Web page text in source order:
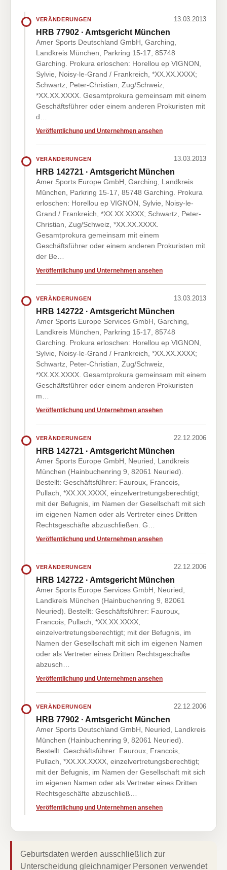
VERÄNDERUNGEN 13.03.2013
HRB 77902 · Amtsgericht München
Amer Sports Deutschland GmbH, Garching,
Landkreis München, Parkring 15-17, 85748
Garching. Prokura erloschen: Horellou ep VIGNON,
Sylvie, Noisy-le-Grand / Frankreich, *XX.XX.XXXX;
Schwartz, Peter-Christian, Zug/Schweiz,
*XX.XX.XXXX. Gesamtprokura gemeinsam mit einem
Geschäftsführer oder einem anderen Prokuristen mit
d…
Veröffentlichung und Unternehmen ansehen
VERÄNDERUNGEN 13.03.2013
HRB 142721 · Amtsgericht München
Amer Sports Europe GmbH, Garching, Landkreis
München, Parkring 15-17, 85748 Garching. Prokura
erloschen: Horellou ep VIGNON, Sylvie, Noisy-le-
Grand / Frankreich, *XX.XX.XXXX; Schwartz, Peter-
Christian, Zug/Schweiz, *XX.XX.XXXX.
Gesamtprokura gemeinsam mit einem
Geschäftsführer oder einem anderen Prokuristen mit
der Be…
Veröffentlichung und Unternehmen ansehen
VERÄNDERUNGEN 13.03.2013
HRB 142722 · Amtsgericht München
Amer Sports Europe Services GmbH, Garching,
Landkreis München, Parkring 15-17, 85748
Garching. Prokura erloschen: Horellou ep VIGNON,
Sylvie, Noisy-le-Grand / Frankreich, *XX.XX.XXXX;
Schwartz, Peter-Christian, Zug/Schweiz,
*XX.XX.XXXX. Gesamtprokura gemeinsam mit einem
Geschäftsführer oder einem anderen Prokuristen
m…
Veröffentlichung und Unternehmen ansehen
VERÄNDERUNGEN 22.12.2006
HRB 142721 · Amtsgericht München
Amer Sports Europe GmbH, Neuried, Landkreis
München (Hainbuchenring 9, 82061 Neuried).
Bestellt: Geschäftsführer: Fauroux, Francois,
Pullach, *XX.XX.XXXX, einzelvertretungsberechtigt;
mit der Befugnis, im Namen der Gesellschaft mit sich
im eigenen Namen oder als Vertreter eines Dritten
Rechtsgeschäfte abzuschließen. G…
Veröffentlichung und Unternehmen ansehen
VERÄNDERUNGEN 22.12.2006
HRB 142722 · Amtsgericht München
Amer Sports Europe Services GmbH, Neuried,
Landkreis München (Hainbuchenring 9, 82061
Neuried). Bestellt: Geschäftsführer: Fauroux,
Francois, Pullach, *XX.XX.XXXX,
einzelvertretungsberechtigt; mit der Befugnis, im
Namen der Gesellschaft mit sich im eigenen Namen
oder als Vertreter eines Dritten Rechtsgeschäfte
abzusch…
Veröffentlichung und Unternehmen ansehen
VERÄNDERUNGEN 22.12.2006
HRB 77902 · Amtsgericht München
Amer Sports Deutschland GmbH, Neuried, Landkreis
München (Hainbuchenring 9, 82061 Neuried).
Bestellt: Geschäftsführer: Fauroux, Francois,
Pullach, *XX.XX.XXXX, einzelvertretungsberechtigt;
mit der Befugnis, im Namen der Gesellschaft mit sich
im eigenen Namen oder als Vertreter eines Dritten
Rechtsgeschäfte abzuschließ…
Veröffentlichung und Unternehmen ansehen
Geburtsdaten werden ausschließlich zur
Unterscheidung gleichnamiger Personen verwendet